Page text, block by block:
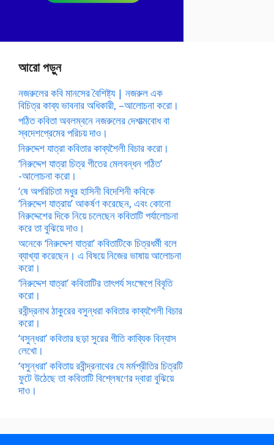
আরো পড়ুন
নজরুলের কবি মানসের বৈশিষ্ট্য | নজরুল এক
বিচিত্র কাব্য ভাবনার অধিকারী, –আলোচনা করো।
পঠিত কবিতা অবলম্বনে নজরুলের দেশাত্মবোধ বা
স্বদেশপ্রেমের পরিচয় দাও।
নিরুদ্দেশ যাত্রা কবিতার কাব্যশৈলী বিচার করো।
‘নিরুদ্দেশ যাত্রা চিত্র গীতের মেলবন্ধন গঠিত’
-আলোচনা করো।
‘ষে অপরিচিতা মধুর হাসিনী বিদেশিনী কবিকে
‘নিরুদ্দেশ যাত্রায়’ আকর্ষণ করেছেন, এবং কোনো
নিরুদ্দেশের দিকে নিয়ে চলেছেন কবিতাটি পর্যালোচনা
করে তা বুঝিয়ে দাও।
অনেকে ‘নিরুদ্দেশ যাত্রা’ কবিতাটিকে চিত্রধর্মী বলে
ব্যাখ্যা করেছেন। এ বিষয়ে নিজের ভাষায় আলোচনা
করো।
‘নিরুদ্দেশ যাত্রা’ কবিতাটির তাৎপর্য সংক্ষেপে বিবৃতি
করো।
রবীন্দ্রনাথ ঠাকুরের বসুন্ধরা কবিতার কাব্যশৈলী বিচার
করো।
‘বসুন্ধরা’ কবিতার ছড়া সুরের গীতি কাব্যিক বিন্যাস
লেখো।
‘বসুন্ধরা’ কবিতায় রবীন্দ্রনাথের যে মর্মপ্রীতির চিত্রটি
ফুটে উঠেছে তা কবিতাটি বিশ্লেষণের দ্বারা বুঝিয়ে
দাও।